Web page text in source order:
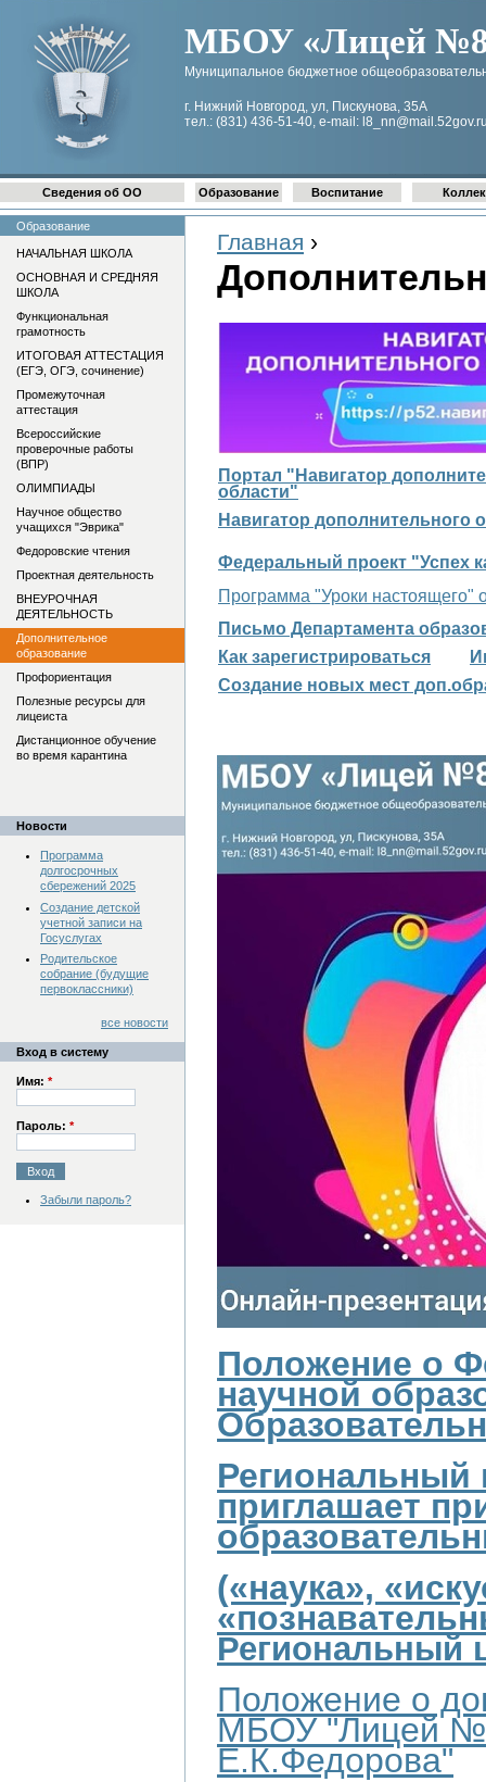
МБОУ «Лицей №8
Муниципальное бюджетное
г. Нижний Новгород, ул, Пискунова, 35А
тел.: (831) 436-51-40, e-mail:
Главная ›
Портал "Навигатор
области"
Навигатор дополнительного
Федеральный проект "Успех
Программа "Уроки настоящего"
Письмо Департамента
Как зарегистрироваться
Создание новых мест
Положение о
научной
Региональный
приглашает
(«наука»,
Региональный
Положение о
МБОУ "Лицей №
Е.К.Федорова"
Сведения об ОО Образование Воспитание
Образование
НАЧАЛЬНАЯ ШКОЛА
ОСНОВНАЯ И СРЕДНЯЯ
ШКОЛА
Функциональная
грамотность
ИТОГОВАЯ АТТЕСТАЦИЯ
(ЕГЭ, ОГЭ, сочинение)
Промежуточная
аттестация
Всероссийские
проверочные работы
(ВПР)
ОЛИМПИАДЫ
Научное общество
учащихся "Эврика"
Федоровские чтения
Проектная деятельность
ВНЕУРОЧНАЯ
ДЕЯТЕЛЬНОСТЬ
Дополнительное
образование
Профориентация
Полезные ресурсы для
лицеиста
Дистанционное обучение
во время карантина
Новости
Программа
долгосрочных
сбережений 2025
Создание детской
учетной записи на
Госуслугах
Родительское
собрание (будущие
первоклассники)
все новости
Вход в систему
Имя: *
Пароль: *
Забыли пароль?